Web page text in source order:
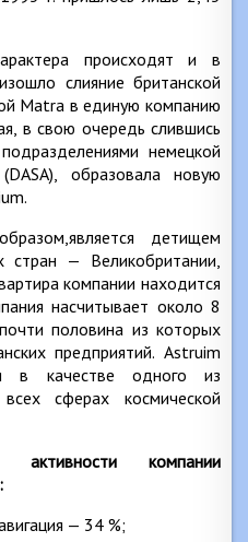
происходят и в
слияние британской
Matra в единую компанию
в свою очередь слившись
немецкой
образовала новую
детищем
стран — Великобритании,
компании находится
насчитывает около 8
половина из которых
предприятий. Astruim
в качестве одного из
сферах космической
активности компании
— 34 %;